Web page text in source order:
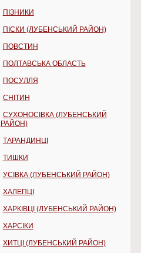
ПІЗНИКИ
ПІСКИ (ЛУБЕНСЬКИЙ РАЙОН)
ПОВСТИН
ПОЛТАВСЬКА ОБЛАСТЬ
ПОСУЛЛЯ
СНІТИН
СУХОНОСІВКА (ЛУБЕНСЬКИЙ
РАЙОН)
ТАРАНДИНЦІ
ТИШКИ
УСІВКА (ЛУБЕНСЬКИЙ РАЙОН)
ХАЛЕПЦІ
ХАРКІВЦІ (ЛУБЕНСЬКИЙ РАЙОН)
ХАРСІКИ
ХИТЦІ (ЛУБЕНСЬКИЙ РАЙОН)